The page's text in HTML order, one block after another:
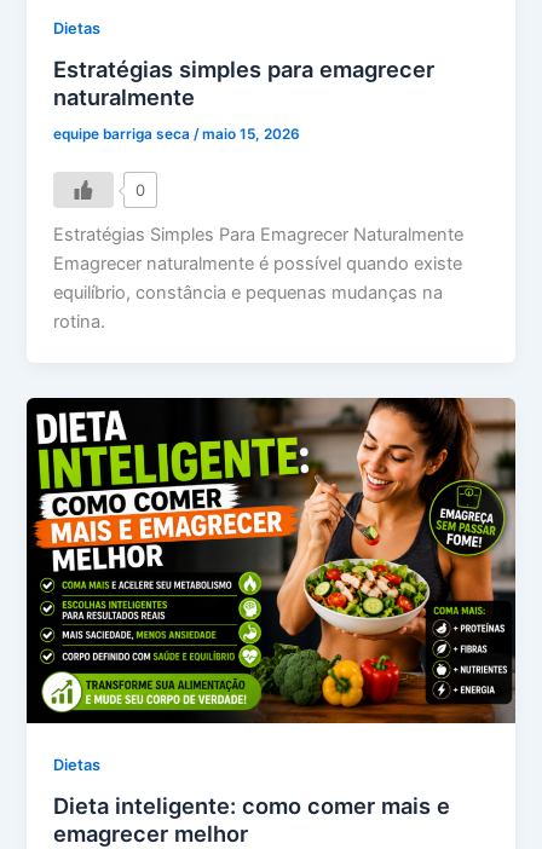
Dietas
Estratégias simples para emagrecer
naturalmente
equipe barriga seca/maio 15, 2026
0
Estratégias Simples Para Emagrecer Naturalmente
Emagrecer naturalmente é possível quando existe
equilíbrio, constância e pequenas mudanças na
rotina.
Dietas
Dieta inteligente: como comer mais e
emagrecer melhor